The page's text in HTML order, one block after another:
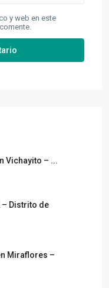
y web en este
Vichayito – ...
– Distrito de
Miraflores –